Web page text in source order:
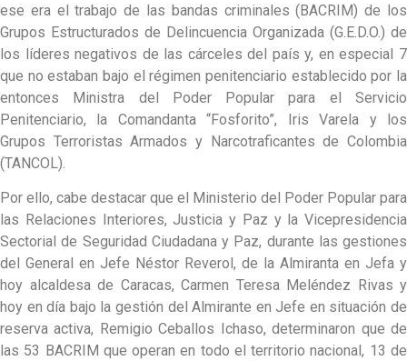
ese era el trabajo de las bandas criminales (BACRIM) de los
Grupos Estructurados de Delincuencia Organizada (G.E.D.O.) de
los líderes negativos de las cárceles del país y, en especial 7
que no estaban bajo el régimen penitenciario establecido por la
entonces Ministra del Poder Popular para el Servicio
Penitenciario, la Comandanta “Fosforito”, Iris Varela y los
Grupos Terroristas Armados y Narcotraficantes de Colombia
(TANCOL).
Por ello, cabe destacar que el Ministerio del Poder Popular para
las Relaciones Interiores, Justicia y Paz y la Vicepresidencia
Sectorial de Seguridad Ciudadana y Paz, durante las gestiones
del General en Jefe Néstor Reverol, de la Almiranta en Jefa y
hoy alcaldesa de Caracas, Carmen Teresa Meléndez Rivas y
hoy en día bajo la gestión del Almirante en Jefe en situación de
reserva activa, Remigio Ceballos Ichaso, determinaron que de
las 53 BACRIM que operan en todo el territorio nacional, 13 de